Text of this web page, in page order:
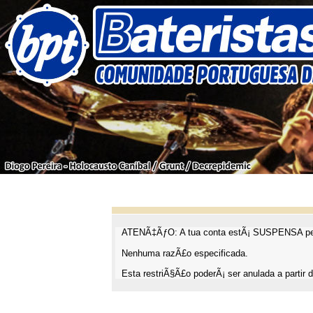
ATENÃ‡ÃƒO: A tua conta estÃ¡ SUSPENSA
Nenhuma razÃ£o especificada.
Esta restriÃ§Ã£o poderÃ¡ ser anulada a partir